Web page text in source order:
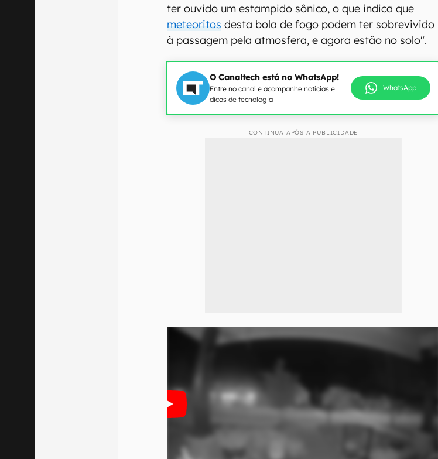
ter ouvido um estampido sônico, o que indica que
meteoritos desta bola de fogo podem ter sobrevivido
à passagem pela atmosfera, e agora estão no solo".
O Canaltech está no WhatsApp!
Entre no canal e acompanhe notícias e
dicas de tecnologia
WhatsApp
CONTINUA APÓS A PUBLICIDADE